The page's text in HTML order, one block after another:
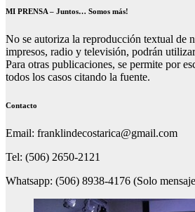
MI PRENSA – Juntos… Somos más!
No se autoriza la reproducción textual de
impresos, radio y televisión, podrán
Para otras publicaciones, se permite por
todos los casos citando la fuente.
Contacto
Email: franklindecostarica@gmail.com
Tel: (506) 2650-2121
Whatsapp: (506) 8938-4176 (Solo